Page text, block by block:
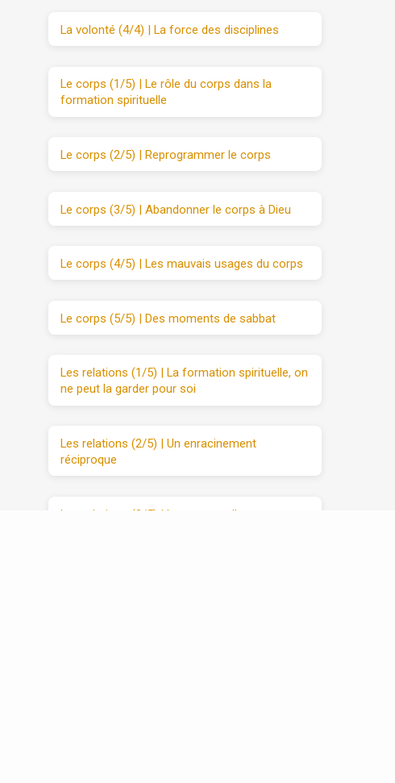
La volonté (4/4) | La force des disciplines
Le corps (1/5) | Le rôle du corps dans la
formation spirituelle
Le corps (2/5) | Reprogrammer le corps
Le corps (3/5) | Abandonner le corps à Dieu
Le corps (4/5) | Les mauvais usages du corps
Le corps (5/5) | Des moments de sabbat
Les relations (1/5) | La formation spirituelle, on
ne peut la garder pour soi
Les relations (2/5) | Un enracinement
réciproque
Les relations (3/5) | Le manque d’amour